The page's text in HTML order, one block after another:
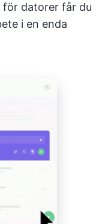
för datorer får du
i en enda